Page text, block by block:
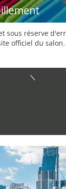
sous réserve
officiel du salon.